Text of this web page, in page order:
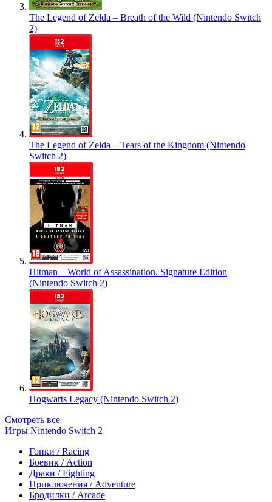
The Legend of Zelda – Breath of the Wild (Nintendo Switch
2)
The Legend of Zelda – Tears of the Kingdom (Nintendo
Switch 2)
Hitman – World of Assassination. Signature Edition
(Nintendo Switch 2)
Hogwarts Legacy (Nintendo Switch 2)
Смотреть все
Игры Nintendo Switch 2
Гонки / Racing
Боевик / Action
Драки / Fighting
Приключения / Adventure
Бродилки / Arcade